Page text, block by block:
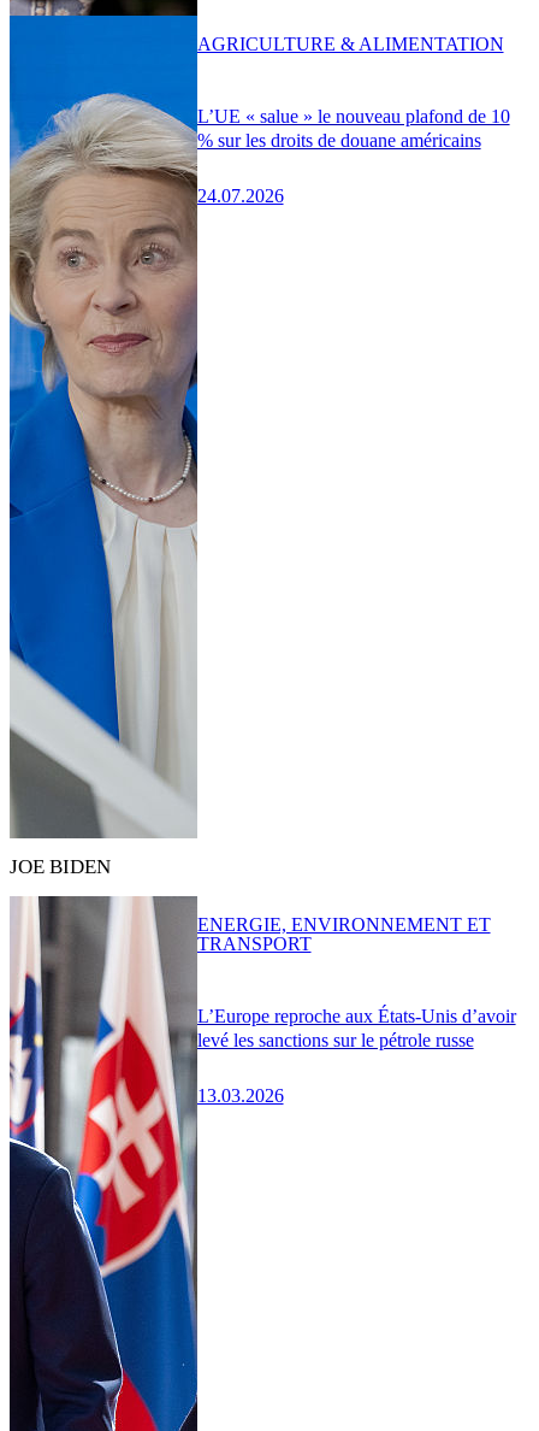
L’UE « salue » le nouveau plafond de 10
% sur les droits de douane américains
24.07.2026
AGRICULTURE & ALIMENTATION
JOE BIDEN
L’Europe reproche aux États-Unis d’avoir
levé les sanctions sur le pétrole russe
13.03.2026
ENERGIE, ENVIRONNEMENT ET
TRANSPORT